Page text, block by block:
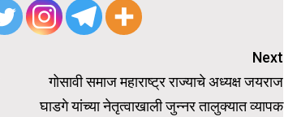
Next
गोसावी समाज महाराष्ट्र राज्याचे अध्यक्ष जयराज
घाडगे यांच्या नेतृत्वाखाली जुन्नर तालुक्यात व्यापक